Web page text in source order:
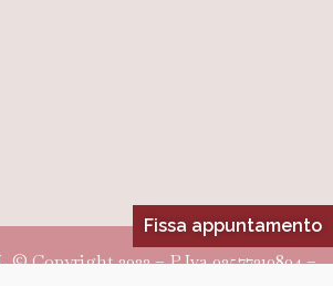
Fissa appuntamento
Copyright 2022 – P.Iva 02577310804 –